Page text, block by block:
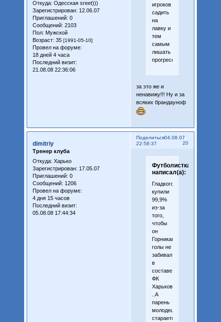
Откуда: Одесская sreet)))
Зарегистрирован: 12.06.07
Приглашений: 0
Сообщений: 2103
Пол: Мужской
Возраст: 35 [1991-05-10]
Провел на форуме:
18 дней 4 часа
Последний визит:
21.08.08 22:36:06
игроков
садить
на
лавку и
тем
самым
лишать
прогресса
за это же и
ненавижу!!! Ну и за
всяких брандауноф
Поделиться
20
04.08.07
22:58:37
dimitriy
Тренер клуба
Откуда: Харько
Зарегистрирован: 17.05.07
Приглашений: 0
Сообщений: 1206
Провел на форуме:
4 дня 15 часов
Последний визит:
05.08.08 17:44:34
Футболистка
написал(а):
Гладкого
купили
99,9%
из-за
того,
чтобы
он
Горникам
голы не
забивал
в
составе
ФК
Харьков.
..А
парень
молодец,
старается.